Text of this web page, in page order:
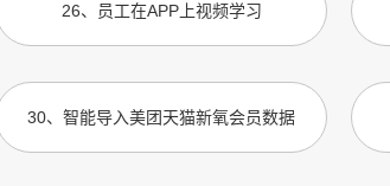
26、 员工在APP上视频学习
30、 智能导入美团天猫新氧会员数据